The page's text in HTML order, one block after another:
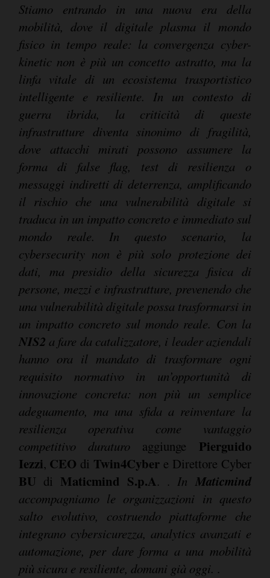
Stiamo entrando in una nuova era della
mobilità, dove il digitale plasma il mondo
fisico in tempo reale: la convergenza cyber-
kinetic non è più un concetto astratto, ma la
linfa vitale di un ecosistema trasportistico
intelligente e resiliente. In un contesto di
guerra ibrida, la criticità di queste
infrastrutture diventa sinonimo di fragilità,
dove attacchi mirati possono assumere la
forma di false flag, test di resilienza o
messaggi indiretti di deterrenza, amplificando
il rischio che una vulnerabilità digitale si
traduca in un impatto concreto e immediato sul
mondo reale. In questo scenario, la
cybersecurity non è più solo protezione dei
dati, ma presidio della sicurezza fisica di
persone, mezzi e infrastrutture, prevenendo che
una vulnerabilità digitale possa trasformarsi in
un impatto concreto sul mondo reale. Con la
NIS2 a fare da catalizzatore, i leader aziendali
hanno ora il mandato di trasformare ogni
requisito normativo in un’opportunità di
innovazione concreta: non più un semplice
adeguamento, ma una sfida a reinventare la
resilienza operativa come vantaggio
competitivo duraturoaggiunge Pierguido
Iezzi, CEO di Twin4Cybere Direttore Cyber
BU di Maticmind S.p.A. . In Maticmind
accompagniamo le organizzazioni in questo
salto evolutivo, costruendo piattaforme che
integrano cybersicurezza, analytics avanzati e
automazione, per dare forma a una mobilità
più sicura e resiliente, domani già oggi. .